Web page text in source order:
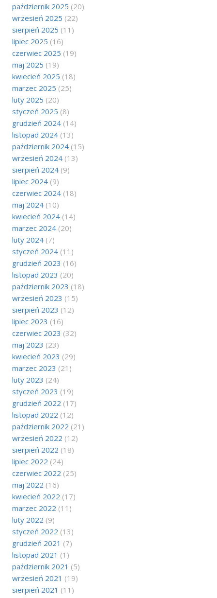
październik 2025 (20)
wrzesień 2025 (22)
sierpień 2025 (11)
lipiec 2025 (16)
czerwiec 2025 (19)
maj 2025 (19)
kwiecień 2025 (18)
marzec 2025 (25)
luty 2025 (20)
styczeń 2025 (8)
grudzień 2024 (14)
listopad 2024 (13)
październik 2024 (15)
wrzesień 2024 (13)
sierpień 2024 (9)
lipiec 2024 (9)
czerwiec 2024 (18)
maj 2024 (10)
kwiecień 2024 (14)
marzec 2024 (20)
luty 2024 (7)
styczeń 2024 (11)
grudzień 2023 (16)
listopad 2023 (20)
październik 2023 (18)
wrzesień 2023 (15)
sierpień 2023 (12)
lipiec 2023 (16)
czerwiec 2023 (32)
maj 2023 (23)
kwiecień 2023 (29)
marzec 2023 (21)
luty 2023 (24)
styczeń 2023 (19)
grudzień 2022 (17)
listopad 2022 (12)
październik 2022 (21)
wrzesień 2022 (12)
sierpień 2022 (18)
lipiec 2022 (24)
czerwiec 2022 (25)
maj 2022 (16)
kwiecień 2022 (17)
marzec 2022 (11)
luty 2022 (9)
styczeń 2022 (13)
grudzień 2021 (7)
listopad 2021 (1)
październik 2021 (5)
wrzesień 2021 (19)
sierpień 2021 (11)